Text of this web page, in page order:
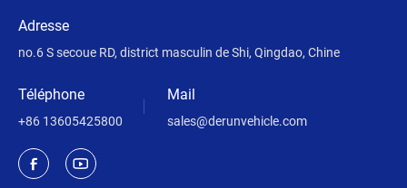
Adresse
no.6 S secoue RD, district masculin de Shi, Qingdao, Chine
Téléphone
+86 13605425800
Mail
sales@derunvehicle.com